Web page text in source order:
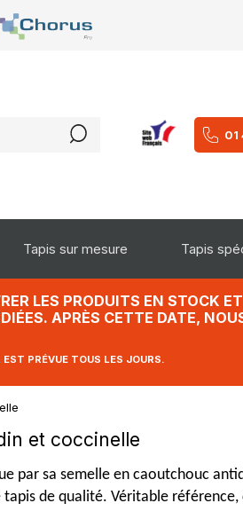
01
Tapis sur mesure Tapis
LES PRODUITS EN STOCK
APRÈS CETTE DATE,
PRÉVUE TOUS LES JOURS.
et coccinelle
par sa semelle en caoutchouc
de qualité. Véritable référence,